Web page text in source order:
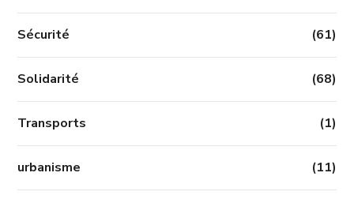
Sécurité (61)
Solidarité (68)
Transports (1)
urbanisme (11)